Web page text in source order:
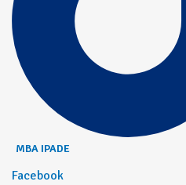
MBA IPADE
Facebook